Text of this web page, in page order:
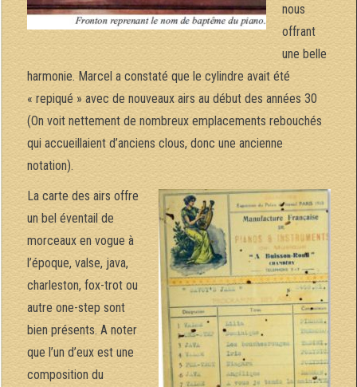
nous
offrant
une belle
harmonie. Marcel a constaté que le cylindre avait été
« repiqué » avec de nouveaux airs au début des années 30
(On voit nettement de nombreux emplacements rebouchés
qui accueillaient d’anciens clous, donc une ancienne
notation).
La carte des airs offre
un bel éventail de
morceaux en vogue à
l’époque, valse, java,
charleston, fox-trot ou
autre one-step sont
bien présents. A noter
que l’un d’eux est une
composition du